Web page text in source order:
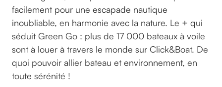
facilement pour une escapade nautique
inoubliable, en harmonie avec la nature. Le + qui
séduit Green Go : plus de 17 000 bateaux à voile
sont à louer à travers le monde sur Click&Boat. De
quoi pouvoir allier bateau et environnement, en
toute sérénité !